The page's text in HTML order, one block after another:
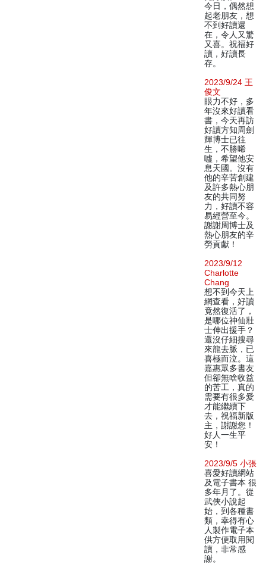
今日，偶然想
起老朋友，想
不到好讀還
在，令人又驚
又喜。祝福好
讀，好讀長
存。
2023/9/24 王
俊文
眼力不好，多
年沒來好讀看
書，今天再訪
好讀方知周劍
輝博士已往
生，不勝唏
噓，希望他安
息天國。沒有
他的辛苦創建
及許多熱心朋
友的共同努
力，好讀不容
易經營至今。
謝謝周博士及
熱心朋友的辛
勞貢獻！
2023/9/12
Charlotte
Chang
想不到今天上
網查看，好讀
竟然復活了，
是哪位神仙壯
士伸出援手？
還沒仔細搜尋
來龍去脈，已
喜極而泣。這
嘉惠眾多書友
但卻無啥收益
的苦工，真的
需要有很多愛
才能繼續下
去，祝福新版
主，謝謝您！
好人一生平
安！
2023/9/5 小張
喜愛好讀網站
及電子書本 很
多年月了。從
武俠小說起
始，到各種書
類，幸得有心
人製作電子本
供方便取用閱
讀，非常感
謝。